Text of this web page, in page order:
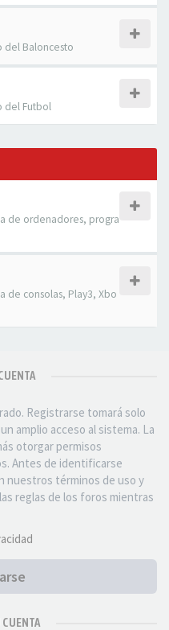
del Baloncesto
del Futbol
de ordenadores, progra
de consolas, Play3, Xbo
Registrarse tomará solo
amplio acceso al sistema. La
otorgar permisos
Antes de identificarse
nuestros términos de uso y
reglas de los foros mientras
CUENTA